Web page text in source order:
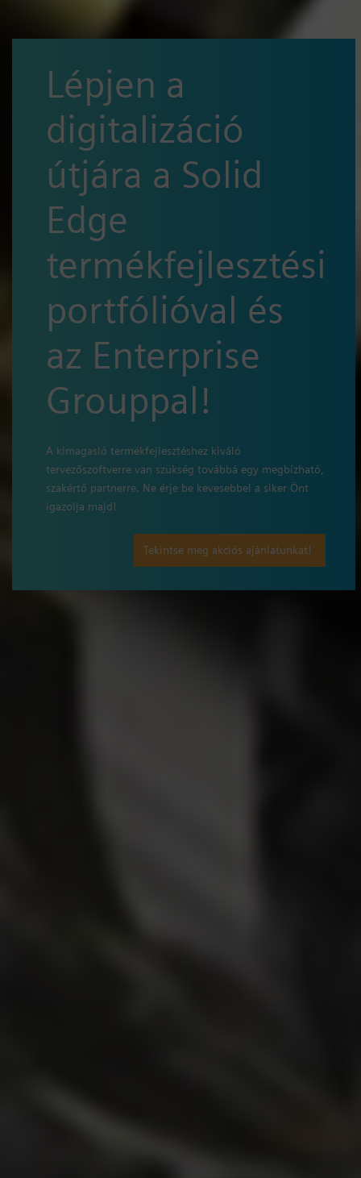
Lépjen a
digitalizáció
útjára a Solid
Edge
termékfejlesztési
portfólióval és
az Enterprise
Grouppal!
A kimagasló termékfejlesztéshez kiváló
tervezőszoftverre van szükség továbbá egy megbízható,
szakértő partnerre. Ne érje be kevesebbel a siker Önt
igazolja majd!
Tekintse meg akciós ajánlatunkat!